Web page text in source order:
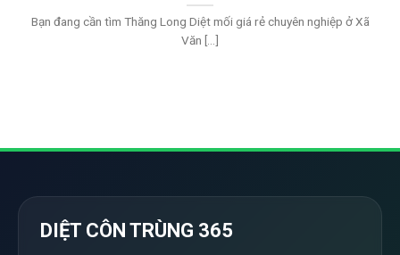
Bạn đang cần tìm Thăng Long Diệt mối giá rẻ chuyên nghiệp ở Xã
Văn [...]
DIỆT CÔN TRÙNG 365